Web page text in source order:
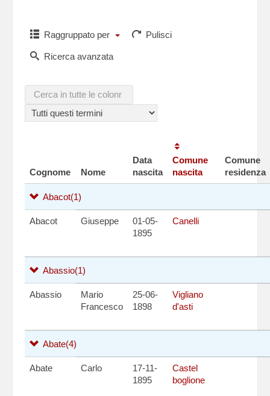
Raggruppato per Pulisci
Ricerca avanzata
Cognome Nome
Data
nascita
Comune
nascita
Comune
residenza
Abacot(1)
Abacot Giuseppe
01-05-
1895
Canelli
Abassio(1)
Abassio
Mario
Francesco
25-06-
1898
Vigliano
d'asti
Abate(4)
Abate Carlo
17-11-
1895
Castel
boglione